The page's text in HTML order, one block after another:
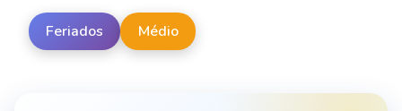
Feriados Médio